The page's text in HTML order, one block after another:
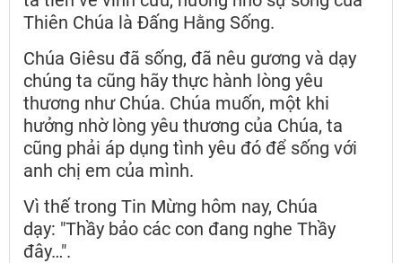
Thiên Chúa là Đấng Hằng Sống.
Chúa Giêsu đã sống, đã nêu gương và dạy
chúng ta cũng hãy thực hành lòng yêu
thương như Chúa. Chúa muốn, một khi
hưởng nhờ lòng yêu thương của Chúa, ta
cũng phải áp dụng tình yêu đó để sống với
anh chị em của mình.
Vì thế trong Tin Mừng hôm nay, Chúa
dạy: "Thầy bảo các con đang nghe Thầy
đây…".